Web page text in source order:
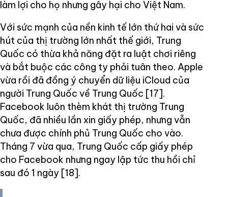
làm lợi cho họ nhưng gây hại cho Việt Nam.
Với sức mạnh của nền kinh tế lớn thứ hai và sức
hút của thị trường lớn nhất thế giới, Trung
Quốc có thừa khả năng đặt ra luật chơi riêng
và bắt buộc các công ty phải tuân theo. Apple
vừa rồi đã đồng ý chuyển dữ liệu iCloud của
người Trung Quốc về Trung Quốc [17].
Facebook luôn thèm khát thị trường Trung
Quốc, đã nhiều lần xin giấy phép, nhưng vẫn
chưa được chính phủ Trung Quốc cho vào.
Tháng 7 vừa qua, Trung Quốc cấp giấy phép
cho Facebook nhưng ngay lập tức thu hồi chỉ
sau đó 1 ngày [18].